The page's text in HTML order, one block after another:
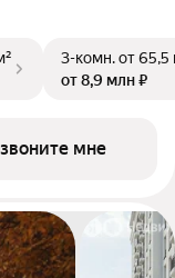
3-комн.от 65,5
от 8,9 млн ₽
мне